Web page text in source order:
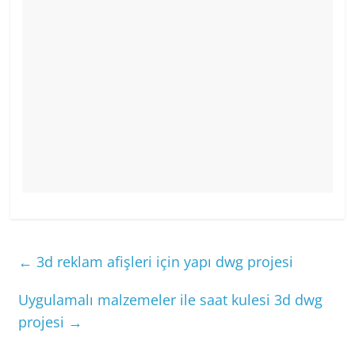
← 3d reklam afişleri için yapı dwg projesi
Uygulamalı malzemeler ile saat kulesi 3d dwg
projesi →